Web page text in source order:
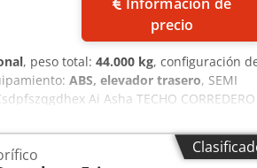
precio
, peso total: 44.000 kg, configuración
ABS, elevador trasero, SEMI
Ai Asha TECHO CORREDERO